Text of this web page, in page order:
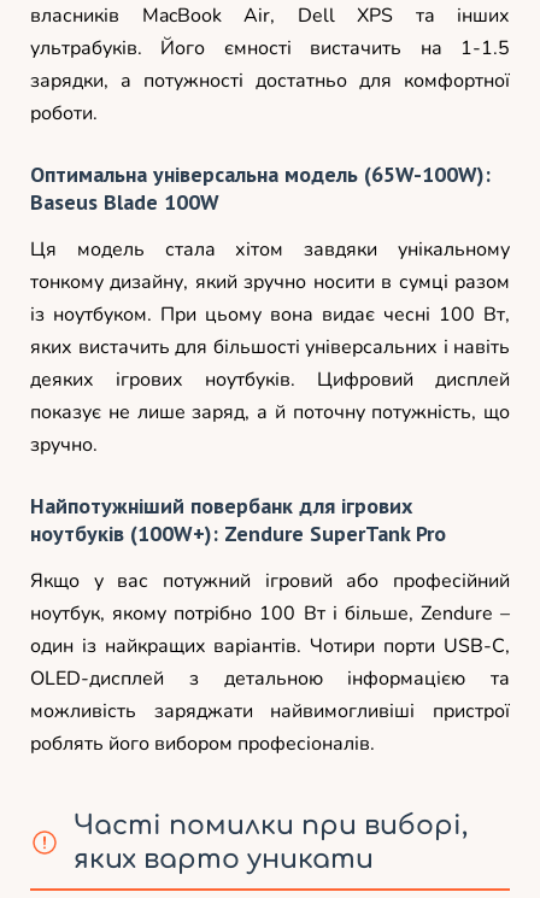
власників MacBook Air, Dell XPS та інших
ультрабуків. Його ємності вистачить на 1-1.5
зарядки, а потужності достатньо для комфортної
роботи.
Оптимальна універсальна модель (65W-100W):
Baseus Blade 100W
Ця модель стала хітом завдяки унікальному
тонкому дизайну, який зручно носити в сумці разом
із ноутбуком. При цьому вона видає чесні 100 Вт,
яких вистачить для більшості універсальних і навіть
деяких ігрових ноутбуків. Цифровий дисплей
показує не лише заряд, а й поточну потужність, що
зручно.
Найпотужніший повербанк для ігрових
ноутбуків (100W+): Zendure SuperTank Pro
Якщо у вас потужний ігровий або професійний
ноутбук, якому потрібно 100 Вт і більше, Zendure –
один із найкращих варіантів. Чотири порти USB-C,
OLED-дисплей з детальною інформацією та
можливість заряджати найвимогливіші пристрої
роблять його вибором професіоналів.
Часті помилки при виборі,
яких варто уникати